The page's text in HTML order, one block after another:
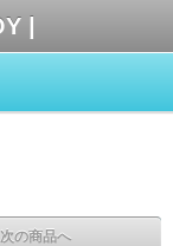
|
次の商品へ